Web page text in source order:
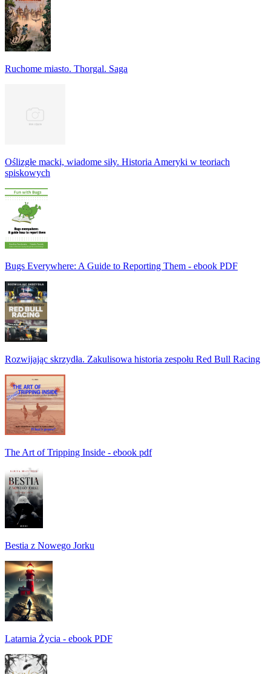
Ruchome miasto. Thorgal. Saga
Oślizgłe macki, wiadome siły. Historia Ameryki w teoriach
spiskowych
Bugs Everywhere: A Guide to Reporting Them - ebook PDF
Rozwijając skrzydła. Zakulisowa historia zespołu Red Bull Racing
The Art of Tripping Inside - ebook pdf
Bestia z Nowego Jorku
Latarnia Życia - ebook PDF